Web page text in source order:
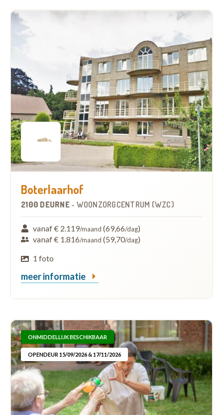
Boterlaarhof
2100 DEURNE - WOONZORGCENTRUM (WZC)
vanaf € 2.119/maand (69,66/dag)
vanaf € 1.816/maand (59,70/dag)
1 foto
meer informatie
ONMIDDELLIJK BESCHIKBAAR
OPENDEUR 15/09/2026 & 17/11/2026